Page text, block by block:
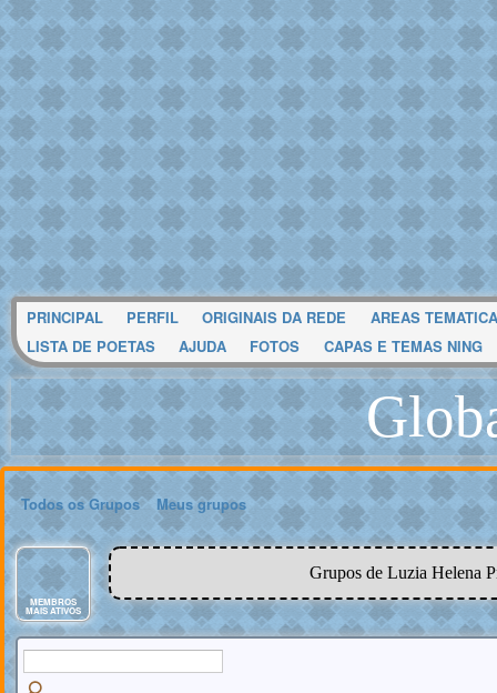
PRINCIPAL PERFIL ORIGINAIS DA REDE
AREAS
LISTA DE POETAS
AJUDA FOTOS CAPAS E TEMAS NING
Todos os Grupos Meus grupos
MEMBROS
MAIS ATIVOS
Grupos de Luzia Helena